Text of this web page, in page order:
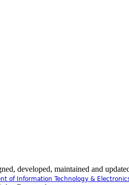
developed, maintained and
of Information Technology &